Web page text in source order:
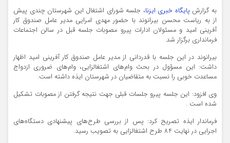
به گزارش پایگاه خبری ایزنا، جلسه شورای اشتغال این شهرستان چندی پیش
از به ریاست محسن بیرانوند با حضور مهدی امرایی مدیر عامل صندوق کار
آفرینی امید و مسئولان ادارات پیرو مصوبات جلسه قبل در سالن اجتماعات
فرمانداری برگزار شد.
بیرانوند در این جلسه با قدردانی از مدیر عامل صندوق کار آفرینی امید اظهار
داشت: این مسؤول در بحث وام‌های اشتغالزایی، وام‌های ضروری ازدواج
مساعدت خوبی را نسبت به متقاضیان در شهرستان ایذه داشته است.
وی افزود: این جلسه پیرو جلسات قبلی جهت نتیجه گرفتن از مصوبات تشکیل
شده است .
فرماندار ایذه تصریح کرد: پس از بررسی طرح‌های پیشنهادی دستگاه‌های
اجرایی در نهایت 84 طرح اشتغالزایی به تصویب رسید.